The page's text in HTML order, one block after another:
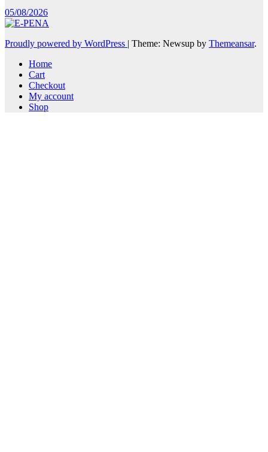
05/08/2026
Proudly powered by WordPress | Theme: Newsup by Themeansar.
Home
Cart
Checkout
My account
Shop